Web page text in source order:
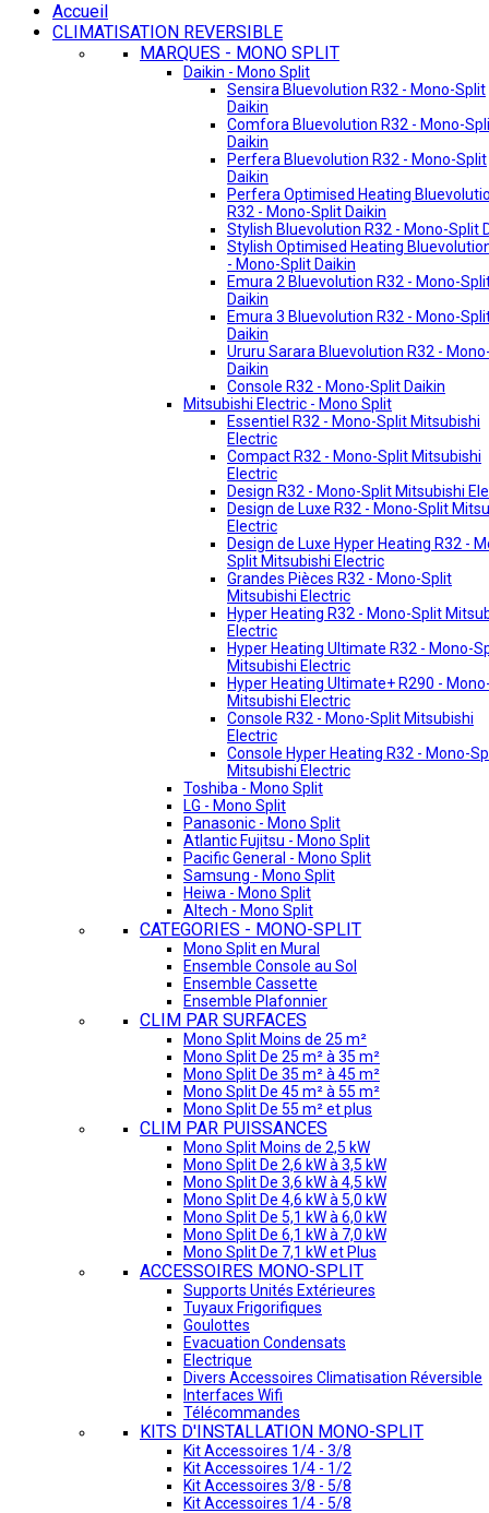
Accueil
CLIMATISATION REVERSIBLE
MARQUES - MONO SPLIT
Daikin - Mono Split
Sensira Bluevolution R32 - Mono-Split
Daikin
Comfora Bluevolution R32 - Mono-
Daikin
Perfera Bluevolution R32 - Mono-Split
Daikin
Perfera Optimised Heating
R32 - Mono-Split Daikin
Stylish Bluevolution R32 - Mono-Split
Stylish Optimised Heating
- Mono-Split Daikin
Emura 2 Bluevolution R32 - Mono-
Daikin
Emura 3 Bluevolution R32 - Mono-
Daikin
Ururu Sarara Bluevolution R32 -
Daikin
Console R32 - Mono-Split Daikin
Mitsubishi Electric - Mono Split
Essentiel R32 - Mono-Split Mitsubishi
Electric
Compact R32 - Mono-Split Mitsubishi
Electric
Design R32 - Mono-Split Mitsubishi
Design de Luxe R32 - Mono-Split
Electric
Design de Luxe Hyper Heating R32 -
Split Mitsubishi Electric
Grandes Pièces R32 - Mono-Split
Mitsubishi Electric
Hyper Heating R32 - Mono-Split
Electric
Hyper Heating Ultimate R32 - Mono-
Mitsubishi Electric
Hyper Heating Ultimate+ R290 -
Mitsubishi Electric
Console R32 - Mono-Split Mitsubishi
Electric
Console Hyper Heating R32 - Mono-
Mitsubishi Electric
Toshiba - Mono Split
LG - Mono Split
Panasonic - Mono Split
Atlantic Fujitsu - Mono Split
Pacific General - Mono Split
Samsung - Mono Split
Heiwa - Mono Split
Altech - Mono Split
CATEGORIES - MONO-SPLIT
Mono Split en Mural
Ensemble Console au Sol
Ensemble Cassette
Ensemble Plafonnier
CLIM PAR SURFACES
Mono Split Moins de 25 m²
Mono Split De 25 m² à 35 m²
Mono Split De 35 m² à 45 m²
Mono Split De 45 m² à 55 m²
Mono Split De 55 m² et plus
CLIM PAR PUISSANCES
Mono Split Moins de 2,5 kW
Mono Split De 2,6 kW à 3,5 kW
Mono Split De 3,6 kW à 4,5 kW
Mono Split De 4,6 kW à 5,0 kW
Mono Split De 5,1 kW à 6,0 kW
Mono Split De 6,1 kW à 7,0 kW
Mono Split De 7,1 kW et Plus
ACCESSOIRES MONO-SPLIT
Supports Unités Extérieures
Tuyaux Frigorifiques
Goulottes
Evacuation Condensats
Electrique
Divers Accessoires Climatisation Réversible
Interfaces Wifi
Télécommandes
KITS D'INSTALLATION MONO-SPLIT
Kit Accessoires 1/4 - 3/8
Kit Accessoires 1/4 - 1/2
Kit Accessoires 3/8 - 5/8
Kit Accessoires 1/4 - 5/8